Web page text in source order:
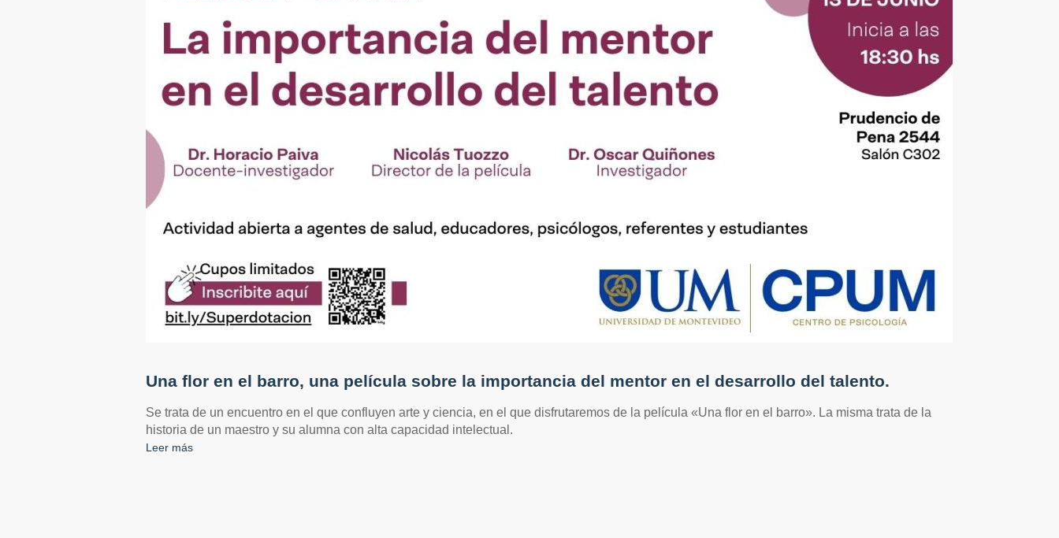
Una flor en el barro, una película sobre la importancia del mentor en el desarrollo del talento.
Se trata de un encuentro en el que confluyen arte y ciencia, en el que disfrutaremos de la película «Una flor en el barro». La misma trata de la
historia de un maestro y su alumna con alta capacidad intelectual.
Leer más